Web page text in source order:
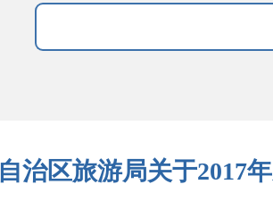
自治区旅游局关于2017